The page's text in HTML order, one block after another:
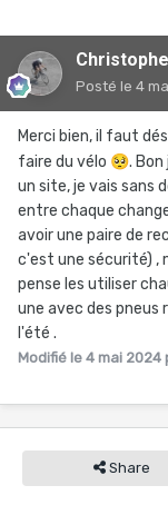
Posté le 4
Merci bien, il faut
faire du vélo 🥺.
un site, je vais sans
entre chaque
avoir une paire de
c'est une sécurité) ,
pense les utiliser
une avec des pneus
l'été .
Modifié le 4 mai 2024
Share